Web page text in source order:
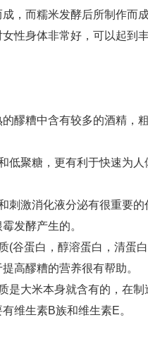
，而糯米发酵后所制作而
性身体非常好，可以起到
醪糟中含有较多的酒精，
低聚糖，更有利于快速为
刺激消化液分泌有很重要
发酵产生的。
(谷蛋白，醇溶蛋白，清蛋
高醪糟的营养很有帮助。
是大米本身就含有的，在
维生素B族和维生素E。